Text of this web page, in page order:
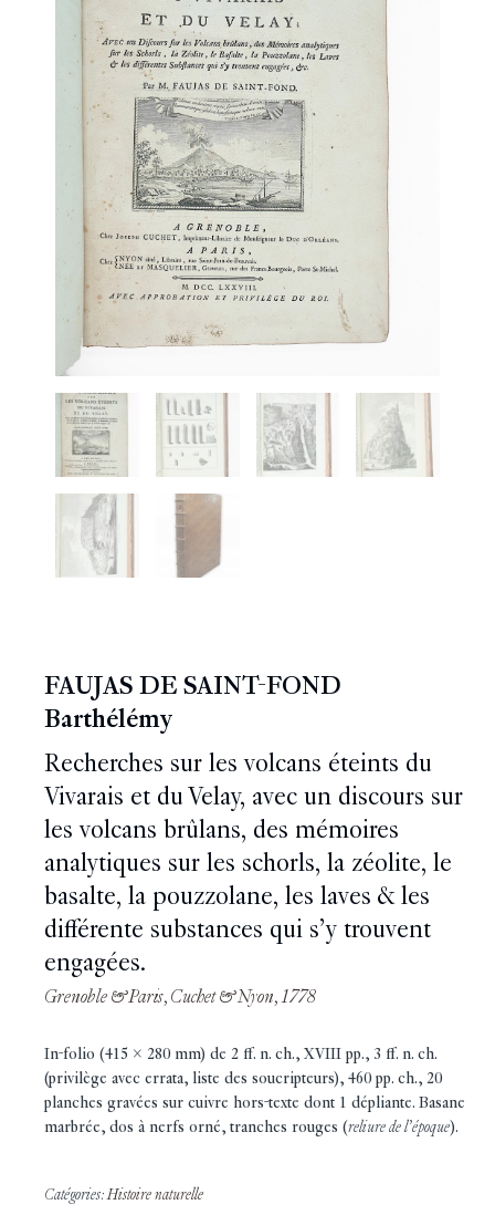
FAUJAS DE SAINT-FOND
Barthélémy
Recherches sur les volcans éteints du
Vivarais et du Velay, avec un discours sur
les volcans brûlans, des mémoires
analytiques sur les schorls, la zéolite, le
basalte, la pouzzolane, les laves & les
différente substances qui s’y trouvent
engagées.
Grenoble & Paris, Cuchet & Nyon, 1778
In-folio (415 x 280 mm) de 2 ff. n. ch., XVIII pp., 3 ff. n. ch.
(privilège avec errata, liste des soucripteurs), 460 pp. ch., 20
planches gravées sur cuivre hors-texte dont 1 dépliante. Basane
marbrée, dos à nerfs orné, tranches rouges (reliure de l’époque).
Catégories: Histoire naturelle